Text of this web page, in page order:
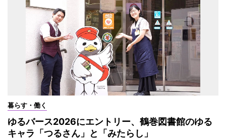
暮らす・働く
ゆるバース2026にエントリー、鶴巻図書館のゆる
キャラ「つるさん」と「みたらし」